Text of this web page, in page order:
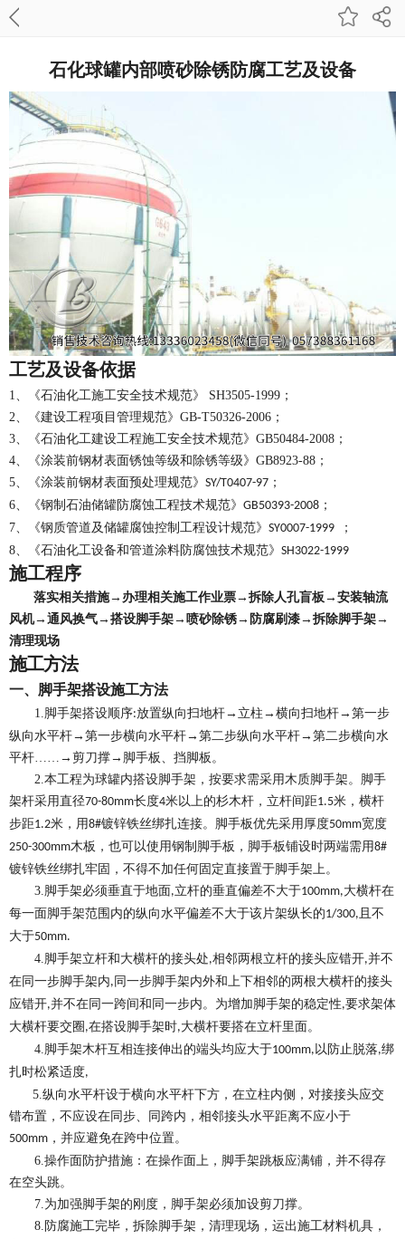
石化球罐内部喷砂除锈防腐工艺及设备
工艺及设备依据
1、《石油化工施工安全技术规范》 SH3505-1999；
2、《建设工程项目管理规范》GB-T50326-2006；
3、《石油化工建设工程施工安全技术规范》GB50484-2008；
4 、《涂装前钢材表面锈蚀等级和除锈等级》 GB8923-88 ；
5、《涂装前钢材表面预处理规范》 SY/T0407-97 ；
6 、《钢制石油储罐防腐蚀工程技术规范》 GB50393-2008 ；
7 、《钢质管道及储罐腐蚀控制工程设计规范》 SY0007-1999
；
8、《石油化工设备和管道涂料防腐蚀技术规范》 SH3022-1999
施工程序
落实相关措施→ 办理相关施工作业票→ 拆除人孔盲板 → 安装轴流
风机→ 通风换气→ 搭设脚手架→ 喷砂除锈→ 防腐刷漆→ 拆除脚手架→
清理现场
施工方法
一、脚手架搭设施工方法
1. 脚手架搭设顺序:放置纵向扫地杆→立柱→横向扫地杆→第一步
纵向水平杆→第一步横向水平杆→第二步纵向水平杆→第二步横向水
平杆……→剪刀撑→脚手板、挡脚板。
2. 本工程为球罐内搭设脚手架，按要求需采用木质脚手架。脚手
架杆采用直径70-80mm长度4米以上的杉木杆，立杆间距1.5米，横杆
步距1.2米，用8#镀锌铁丝绑扎连接。脚手板优先采用厚度50mm宽度
250-300mm木板，也可以使用钢制脚手板，脚手板铺设时两端需用8#
镀锌铁丝绑扎牢固，不得不加任何固定直接置于脚手架上。
3. 脚手架必须垂直于地面,立杆的垂直偏差不大于100mm,大横杆在
每一面脚手架范围内的纵向水平偏差不大于该片架纵长的1/300, 且不
大于50mm.
4. 脚手架立杆和大横杆的接头处,相邻两根立杆的接头应错开,并不
在同一步脚手架内,同一步脚手架内外和上下相邻的两根大横杆的接头
应错开,并不在同一跨间和同一步内。为增加脚手架的稳定性,要求架体
大横杆要交圈 ,在搭设脚手架时,大横杆要搭在立杆里面。
4. 脚手架木杆互相连接伸出的端头均应大于100mm, 以防止脱落,绑
扎时松紧适度,
5. 纵向水平杆设于横向水平杆下方，在立柱内侧，对接接头应交
错布置，不应设在同步、同跨内，相邻接头水平距离不应小于
500mm ，并应避免在跨中位置。
6. 操作面防护措施：在操作面上，脚手架跳板应满铺，并不得存
在空头跳。
7. 为加强脚手架的刚度，脚手架必须加设剪刀撑。
8. 防腐施工完毕，拆除脚手架，清理现场，运出施工材料机具，